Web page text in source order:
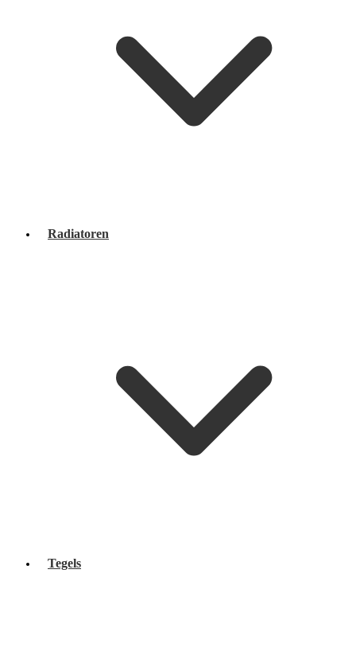
Radiatoren
Tegels